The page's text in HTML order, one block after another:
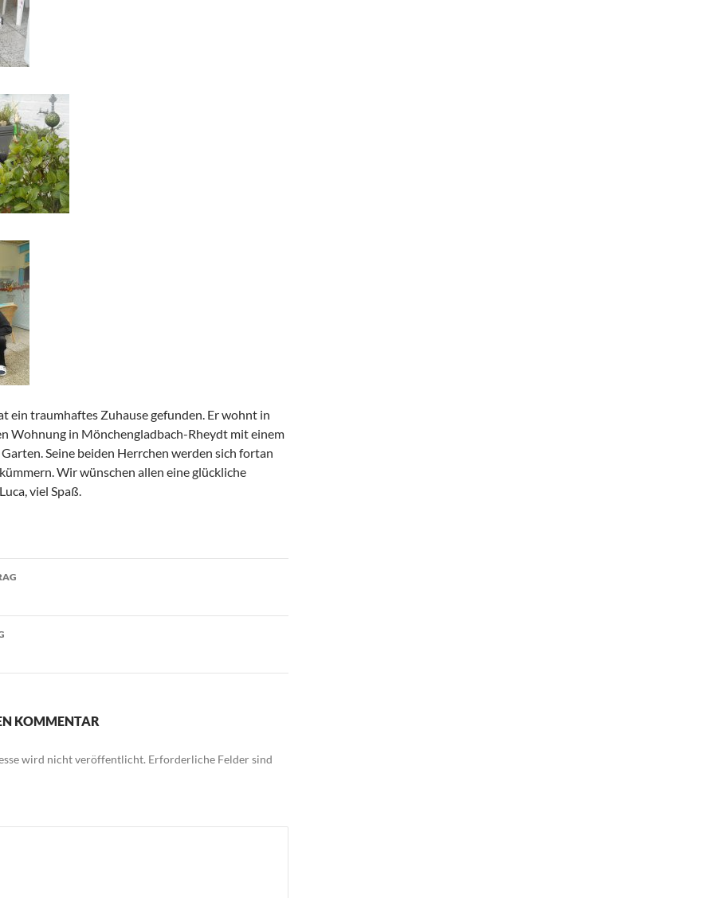
ein traumhaftes Zuhause gefunden. Er wohnt in
Wohnung in Mönchengladbach-Rheydt mit einem
Seine beiden Herrchen werden sich fortan
Wir wünschen allen eine glückliche
viel Spaß.
KOMMENTAR
wird nicht veröffentlicht. Erforderliche Felder sind